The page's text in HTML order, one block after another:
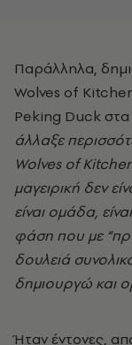
Παράλληλα, δημιούργησε δικά του projects, όπως το
Wolves of
Peking Duck στα
άλλαξε
Wolves of
μαγειρική δεν
είναι ομάδα,
φάση που με
δουλειά
δημιουργώ και
Ήταν έντονες,